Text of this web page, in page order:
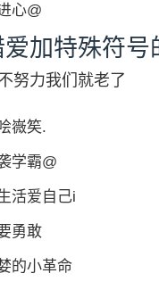
心@
爱加特殊符号
努力我们就老了
嶶笶.
学霸@
活爱自己i
勇敢
的小革命